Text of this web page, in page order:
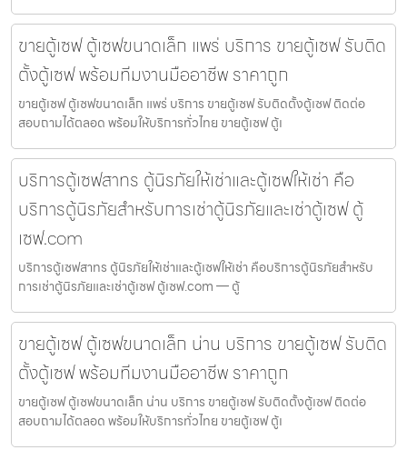
ขายตู้เซฟ ตู้เซฟขนาดเล็ก แพร่ บริการ ขายตู้เซฟ รับติด
ตั้งตู้เซฟ พร้อมทีมงานมืออาชีพ ราคาถูก
ขายตู้เซฟ ตู้เซฟขนาดเล็ก แพร่ บริการ ขายตู้เซฟ รับติดตั้งตู้เซฟ ติดต่อ
สอบถามได้ตลอด พร้อมให้บริการทั่วไทย ขายตู้เซฟ ตู้เ
บริการตู้เซฟสาทร ตู้นิรภัยให้เช่าและตู้เซฟให้เช่า คือ
บริการตู้นิรภัยสำหรับการเช่าตู้นิรภัยและเช่าตู้เซฟ ตู้
เซฟ.com
บริการตู้เซฟสาทร ตู้นิรภัยให้เช่าและตู้เซฟให้เช่า คือบริการตู้นิรภัยสำหรับ
การเช่าตู้นิรภัยและเช่าตู้เซฟ ตู้เซฟ.com — ตู้
ขายตู้เซฟ ตู้เซฟขนาดเล็ก น่าน บริการ ขายตู้เซฟ รับติด
ตั้งตู้เซฟ พร้อมทีมงานมืออาชีพ ราคาถูก
ขายตู้เซฟ ตู้เซฟขนาดเล็ก น่าน บริการ ขายตู้เซฟ รับติดตั้งตู้เซฟ ติดต่อ
สอบถามได้ตลอด พร้อมให้บริการทั่วไทย ขายตู้เซฟ ตู้เ